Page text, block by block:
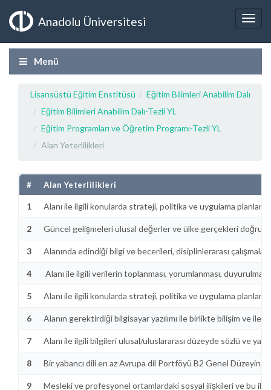
Anadolu Üniversitesi
Menü
Lisansüstü Eğitim Enstitüsü
Eğitim Bilimleri Anabilim Dalı
Eğitim Bilimleri Anabilim Dalı-Tezli YL
Eğitim Programları ve Öğretim Programı-Tezli YL
Alan Yeterlilikleri
# Alan Yeterlilikleri
1 Alanı ile ilgili konularda strateji, politika ve uygulama
2 Güncel gelişmeleri ulusal değerler ve ülke gerçekleri
3 Alanında edindiği bilgi ve becerileri, disiplinlerarası
4 Alanı ile ilgili verilerin toplanması, yorumlanması,
5 Alanı ile ilgili konularda strateji, politika ve uygulama
6 Alanın gerektirdiği bilgisayar yazılımı ile birlikte bilişim ve
7 Alanı ile ilgili bilgileri ulusal/uluslararası düzeyde sözlü ve
8 Bir yabancı dili en az Avrupa dil Portföyü B2 Genel
9 Mesleki ve profesyonel ortamlardaki sosyal ilişkileri ve bu